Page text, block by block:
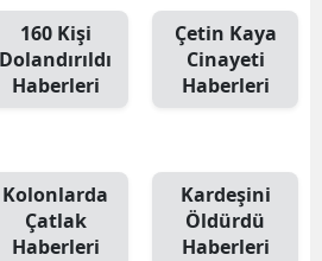
160 Kişi
Dolandırıldı
Haberleri
Çetin Kaya
Cinayeti
Haberleri
Kolonlarda
Çatlak
Haberleri
Kardeşini
Öldürdü
Haberleri